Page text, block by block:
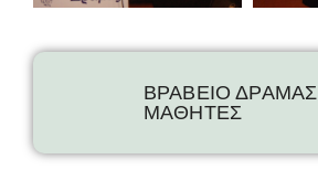
ΒΡΑΒΕΙΟ ΔΡΑΜΑΣ
ΜΑΘΗΤΕΣ